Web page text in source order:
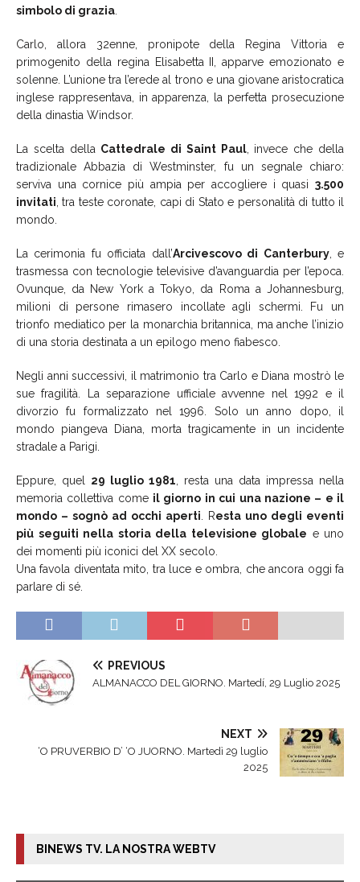
simbolo di grazia
Carlo, allora 32enne, pronipote della Regina Vittoria e
primogenito della regina Elisabetta II, apparve emozionato e
solenne. L’unione tra l’erede al trono e una giovane aristocratica
inglese rappresentava, in apparenza, la perfetta prosecuzione
della dinastia Windsor.
La scelta della Cattedrale di Saint Paul, invece che della
tradizionale Abbazia di Westminster, fu un segnale chiaro:
serviva una cornice più ampia per accogliere i quasi 3.500
invitati , tra teste coronate, capi di Stato e personalità di tutto il
mondo.
La cerimonia fu officiata dall’Arcivescovo di Canterbury, e
trasmessa con tecnologie televisive d’avanguardia per l’epoca.
Ovunque, da New York a Tokyo, da Roma a Johannesburg,
milioni di persone rimasero incollate agli schermi. Fu un
trionfo mediatico per la monarchia britannica, ma anche l’inizio
di una storia destinata a un epilogo meno fiabesco.
Negli anni successivi, il matrimonio tra Carlo e Diana mostrò le
sue fragilità. La separazione ufficiale avvenne nel 1992 e il
divorzio fu formalizzato nel 1996. Solo un anno dopo, il
mondo piangeva Diana, morta tragicamente in un incidente
stradale a Parigi.
Eppure, quel 29 luglio 1981 , resta una data impressa nella
memoria collettiva come il giorno in cui una nazione – e il
mondo – sognò ad occhi aperti . Resta uno degli eventi
più seguiti nella storia della televisione globale e uno
dei momenti più iconici del XX secolo.
Una favola diventata mito, tra luce e ombra, che ancora oggi fa
parlare di sé.
PREVIOUS
ALMANACCO DEL GIORNO. Martedí, 29 Luglio 2025
NEXT
‘O PRUVERBIO D’ ‘O JUORNO. Martedì 29 luglio
2025
BINEWS TV. LA NOSTRA WEBTV